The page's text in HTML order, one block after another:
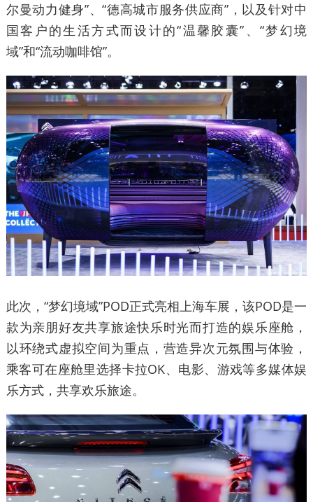
尔曼动力健身”、“德高城市服务供应商”，以及针对中
国客户的生活方式而设计的“温馨胶囊”、“梦幻境
域”和“流动咖啡馆”。
此次，“梦幻境域”POD正式亮相上海车展，该POD是一
款为亲朋好友共享旅途快乐时光而打造的娱乐座舱，
以环绕式虚拟空间为重点，营造异次元氛围与体验，
乘客可在座舱里选择卡拉OK、电影、游戏等多媒体娱
乐方式，共享欢乐旅途。